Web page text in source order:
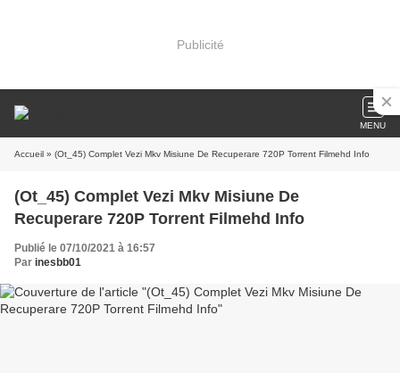
Publicité
MENU
Accueil » (Ot_45) Complet Vezi Mkv Misiune De Recuperare 720P Torrent Filmehd Info
(Ot_45) Complet Vezi Mkv Misiune De
Recuperare 720P Torrent Filmehd Info
Publié le 07/10/2021 à 16:57
Par inesbb01